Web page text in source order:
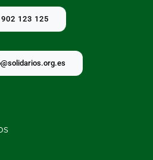
902 123 125